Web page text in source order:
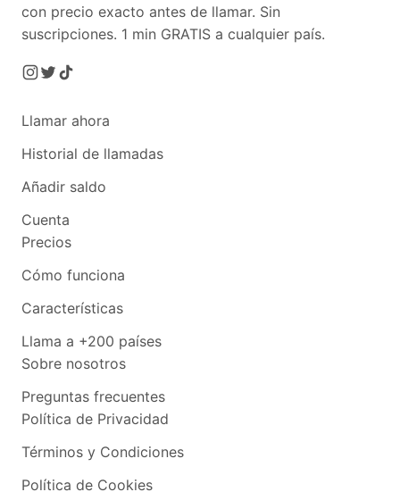
con precio exacto antes de llamar. Sin
suscripciones. 1 min GRATIS a cualquier país.
Llamar ahora
Historial de llamadas
Añadir saldo
Cuenta
Precios
Cómo funciona
Características
Llama a +200 países
Sobre nosotros
Preguntas frecuentes
Política de Privacidad
Términos y Condiciones
Política de Cookies